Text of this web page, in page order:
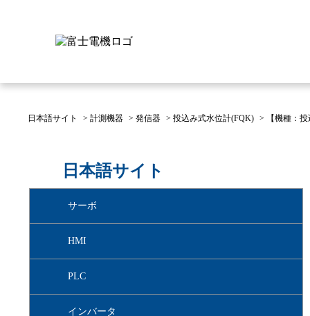
富士電機についてのトップ
へ
株主・投資家情報のトップ
へ
サステナビリティのトップ
へ
日本語サイト > 計測機器 > 発信器 > 投込み式水位計(FQK) > 【機種：
日本語サイト
サーボ
HMI
PLC
インバータ